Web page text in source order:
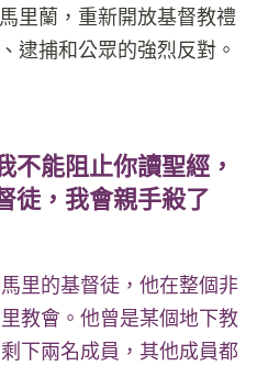
里蘭，重新開放基督教禮
逮捕和公眾的強烈反對。
不能阻止你讀聖經，
徒，我會親手殺了
里的基督徒，他在整個非
教會。他曾是某個地下教
下兩名成員，其他成員都